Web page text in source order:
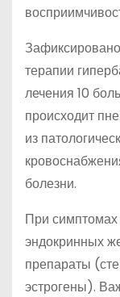
терапии
лечения 10
происходит
из
болезни.
При симптомах
эндокринных
препараты
эстрогены).